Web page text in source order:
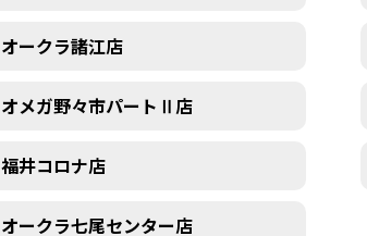
オークラ諸江店
オメガ野々市パートⅡ店
福井コロナ店
オークラ七尾センター店